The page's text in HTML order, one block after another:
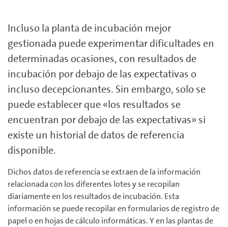
Incluso la planta de incubación mejor
gestionada puede experimentar dificultades en
determinadas ocasiones, con resultados de
incubación por debajo de las expectativas o
incluso decepcionantes. Sin embargo, solo se
puede establecer que «los resultados se
encuentran por debajo de las expectativas» si
existe un historial de datos de referencia
disponible.
Dichos datos de referencia se extraen de la información
relacionada con los diferentes lotes y se recopilan
diariamente en los resultados de incubación. Esta
información se puede recopilar en formularios de registro de
papel o en hojas de cálculo informáticas. Y en las plantas de